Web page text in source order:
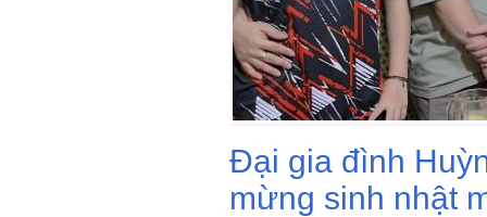
Đại gia đình
mừng sinh nhật